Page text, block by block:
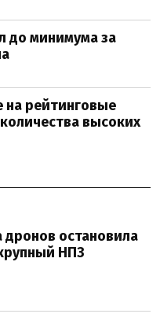
до минимума за
на рейтинговые
высоких
дронов остановила
НПЗ